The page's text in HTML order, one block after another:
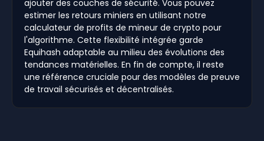
ajouter des couches de sécurité. Vous pouvez
estimer les retours miniers en utilisant notre
calculateur de profits de mineur de crypto pour
l'algorithme. Cette flexibilité intégrée garde
Equihash adaptable au milieu des évolutions des
tendances matérielles. En fin de compte, il reste
une référence cruciale pour des modèles de preuve
de travail sécurisés et décentralisés.